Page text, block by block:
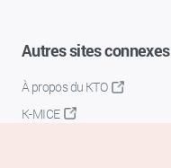
Autres sites connexes
À propos du KTO
K-MICE